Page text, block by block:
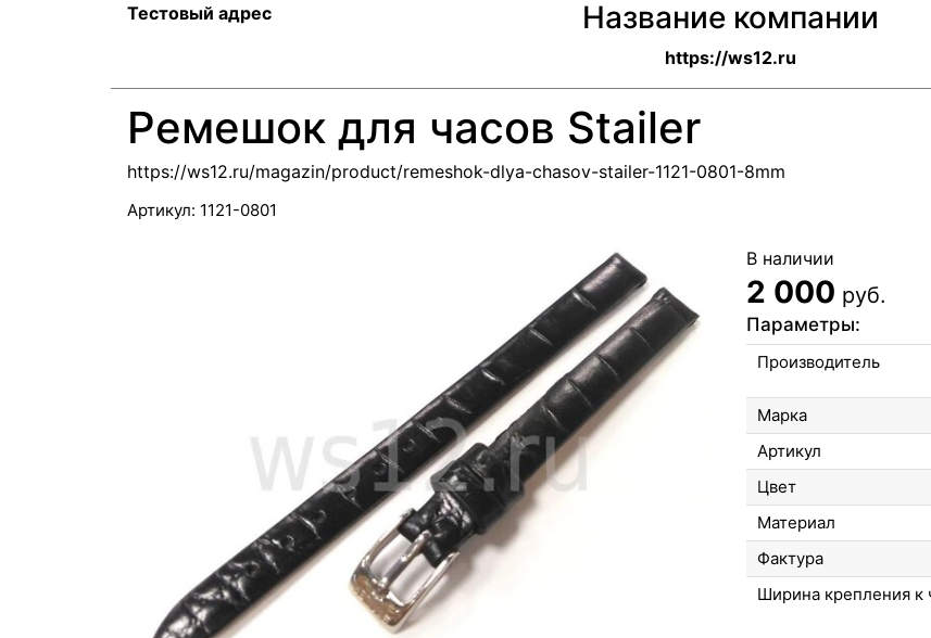
Тестовый адрес Название компании
https://ws12.ru
Ремешок для часов Stailer
https://ws12.ru/magazin/product/remeshok-dlya-chasov-stailer-1121-0801-8mm
Артикул: 1121-0801
В наличии
2 000 руб.
Параметры:
Производитель
Марка
Артикул
Цвет
Материал
Фактура
Ширина крепления к